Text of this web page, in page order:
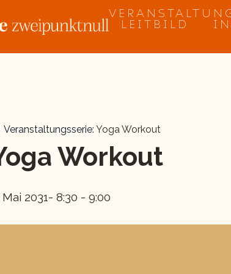
LEITBILD
Veranstaltungsserie: Yoga Workout
Workout
Mai 2031- 8:30 - 9:00